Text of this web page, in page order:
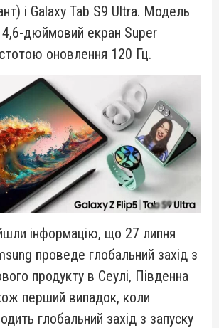
і Galaxy Tab S9 Ultra. Модель
дюймовий екран Super
оновлення 120 Гц.
інформацію, що 27 липня
проведе глобальний захід з
продукту в Сеулі, Південна
перший випадок, коли
глобальний захід з запуску